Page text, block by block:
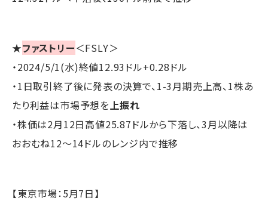
★ファストリー＜FSLY＞
・2024/5/1(水)終値12.93ドル+0.28ドル
・1日取引終了後に発表の決算で、1-3月期売上高、1株あ
たり利益は市場予想を 上振れ
・株価は2月12日高値25.87ドルから下落し、3月以降は
おおむね12～14ドルのレンジ内で推移
【東京市場：5月7日】